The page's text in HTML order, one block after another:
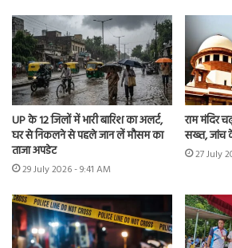
UP के 12 जिलों में भारी बारिश का अलर्ट,
घर से निकलने से पहले जान लें मौसम का
ताजा अपडेट
29 July 2026 - 9:41 AM
राम मंदिर
सख्त, जांच
27 July